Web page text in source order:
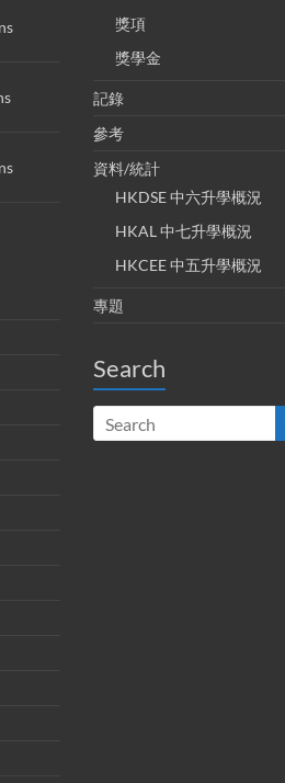
獎項
獎學金
記錄
參考
資料/統計
HKDSE 中六升學概況
HKAL 中七升學概況
HKCEE 中五升學概況
專題
Search